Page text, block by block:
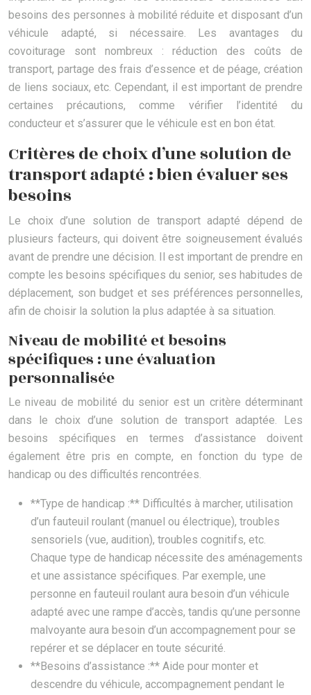
besoins des personnes à mobilité réduite et disposant d’un
véhicule adapté, si nécessaire. Les avantages du
covoiturage sont nombreux : réduction des coûts de
transport, partage des frais d’essence et de péage, création
de liens sociaux, etc. Cependant, il est important de prendre
certaines précautions, comme vérifier l’identité du
conducteur et s’assurer que le véhicule est en bon état.
Critères de choix d’une solution de
transport adapté : bien évaluer ses
besoins
Le choix d’une solution de transport adapté dépend de
plusieurs facteurs, qui doivent être soigneusement évalués
avant de prendre une décision. Il est important de prendre en
compte les besoins spécifiques du senior, ses habitudes de
déplacement, son budget et ses préférences personnelles,
afin de choisir la solution la plus adaptée à sa situation.
Niveau de mobilité et besoins
spécifiques : une évaluation
personnalisée
Le niveau de mobilité du senior est un critère déterminant
dans le choix d’une solution de transport adaptée. Les
besoins spécifiques en termes d’assistance doivent
également être pris en compte, en fonction du type de
handicap ou des difficultés rencontrées.
**Type de handicap :** Difficultés à marcher, utilisation
d’un fauteuil roulant (manuel ou électrique), troubles
sensoriels (vue, audition), troubles cognitifs, etc.
Chaque type de handicap nécessite des aménagements
et une assistance spécifiques. Par exemple, une
personne en fauteuil roulant aura besoin d’un véhicule
adapté avec une rampe d’accès, tandis qu’une personne
malvoyante aura besoin d’un accompagnement pour se
repérer et se déplacer en toute sécurité.
**Besoins d’assistance :** Aide pour monter et
descendre du véhicule, accompagnement pendant le